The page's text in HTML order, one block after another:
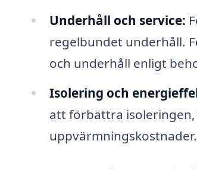
Underhåll och service:
regelbundet underhåll.
och underhåll enligt
Isolering och
att förbättra
uppvärmningskostnader.